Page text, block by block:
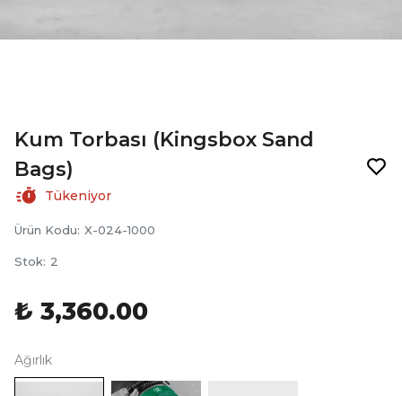
Kum Torbası (Kingsbox Sand
Bags)
Tükeniyor
Ürün Kodu: X-024-1000
Stok: 2
₺ 3,360.00
Ağırlık